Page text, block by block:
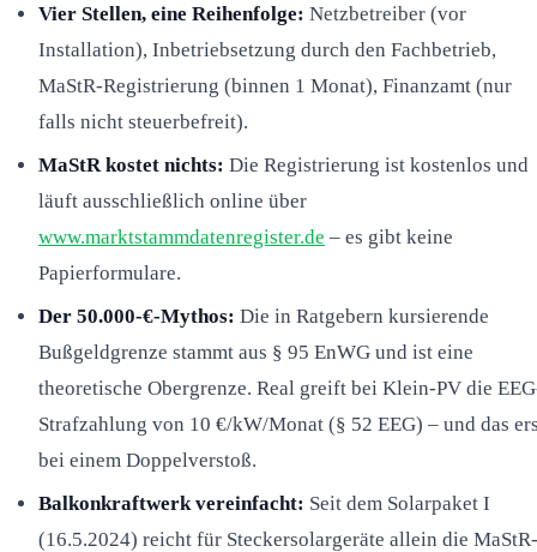
Vier Stellen, eine Reihenfolge: Netzbetreiber (vor
Installation), Inbetriebsetzung durch den Fachbetrieb,
MaStR-Registrierung (binnen 1 Monat), Finanzamt (nur
falls nicht steuerbefreit).
MaStR kostet nichts: Die Registrierung ist kostenlos und
läuft ausschließlich online über
www.marktstammdatenregister.de – es gibt keine
Papierformulare.
Der 50.000-€-Mythos: Die in Ratgebern kursierende
Bußgeldgrenze stammt aus § 95 EnWG und ist eine
theoretische Obergrenze. Real greift bei Klein-PV die
Strafzahlung von 10 €/kW/Monat (§ 52 EEG) – und das
bei einem Doppelverstoß.
Balkonkraftwerk vereinfacht: Seit dem Solarpaket I
(16.5.2024) reicht für Steckersolargeräte allein die MaStR-